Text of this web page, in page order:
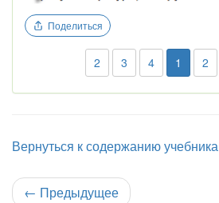
Поделиться
2 3 4 1 2
Вернуться к содержанию учебника
← Предыдущее